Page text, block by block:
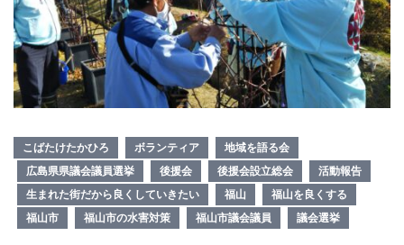
こばたけたかひろ ボランティア
地域を語る会
広島県県議会議員選挙
後援会 後援会設立総会
活動報告
生まれた街だから良くしていきたい
福山
福山を良くする
福山市
福山市の水害対策 福山市議会議員 議会選挙